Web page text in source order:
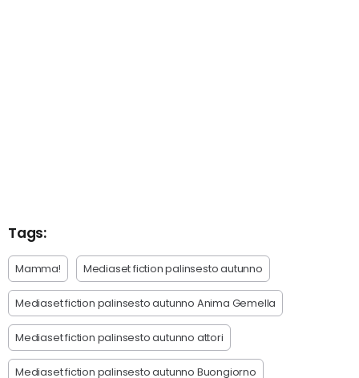
Tags:
Mamma! Mediaset fiction palinsesto autunno
Mediaset fiction palinsesto autunno Anima Gemella
Mediaset fiction palinsesto autunno attori
Mediaset fiction palinsesto autunno Buongiorno